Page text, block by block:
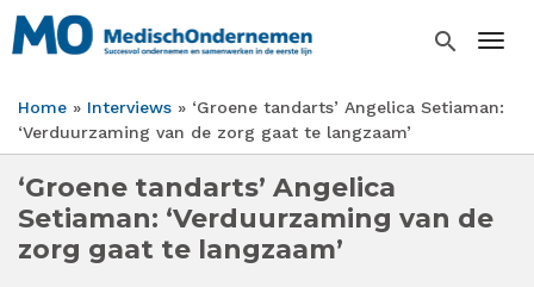
Overslaan
en
inhoud
gaan
search
Kruimelpad
Home Interviews
‘Groene tandarts’ Angelica Setiaman:
‘Verduurzaming van de zorg gaat te langzaam’
‘Groene tandarts’ Angelica
Setiaman: ‘Verduurzaming van de
zorg gaat te langzaam’